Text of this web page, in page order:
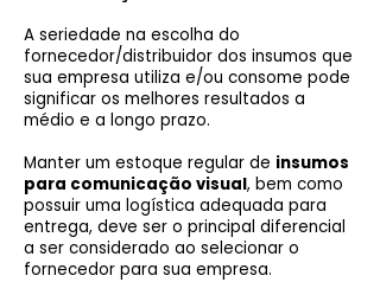
A seriedade na escolha do
fornecedor/distribuidor dos insumos que
sua empresa utiliza e/ou consome pode
significar os melhores resultados a
médio e a longo prazo.
Manter um estoque regular de insumos
para comunicação visual, bem como
possuir uma logística adequada para
entrega, deve ser o principal diferencial
a ser considerado ao selecionar o
fornecedor para sua empresa.